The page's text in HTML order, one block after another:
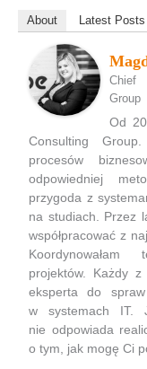
About Latest Posts
Chief
Group
Od
Consulting
procesów
odpowiedniej
przygoda z
na studiach. Przez
współpracować z
Koordynowałam
projektów. Każdy
eksperta do spraw
w systemach IT.
nie odpowiada
o tym, jak mogę Ci